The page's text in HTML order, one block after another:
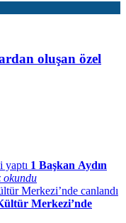
oluşan özel
1 Başkan Aydın
okundu
Merkezi’nde